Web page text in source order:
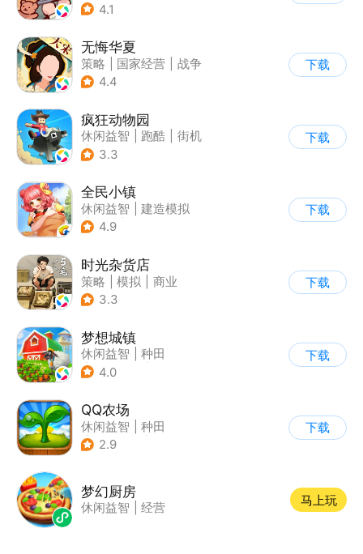
4.1
无悔华夏
策略 国家经营
战争
| 中国风
4.4
下载
疯狂动物园
休闲益智 跑酷
街机
| 像素风
3.3
下载
全民小镇
休闲益智
建造模拟
| 卡通
4.9
下载
时光杂货店
策略 模拟
商业
| 童年
3.3
下载
梦想城镇
休闲益智
种田
| 田园生活
4.0
下载
QQ农场
休闲益智
种田
| 田园生活
2.9
下载
梦幻厨房
休闲益智 经营
马上玩